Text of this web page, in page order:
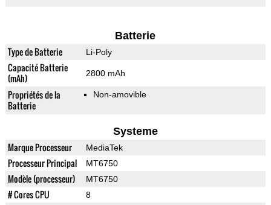
Batterie
Type de Batterie Li-Poly
Capacité Batterie
(mAh)
2800 mAh
Propriétés de la
Batterie
Non-amovible
Systeme
Marque Processeur MediaTek
Processeur Principal MT6750
Modèle (processeur) MT6750
# Cores CPU 8